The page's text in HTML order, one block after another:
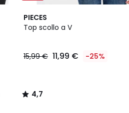
PIECES
Top scollo a V
15,99 € 11,99 € -25%
4,7
/ 5
2
Colori
4,7
/